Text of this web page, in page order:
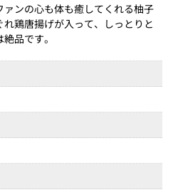
ンの心も体も癒してくれる柚子
鶏唐揚げが入って、しっとりと
品です。